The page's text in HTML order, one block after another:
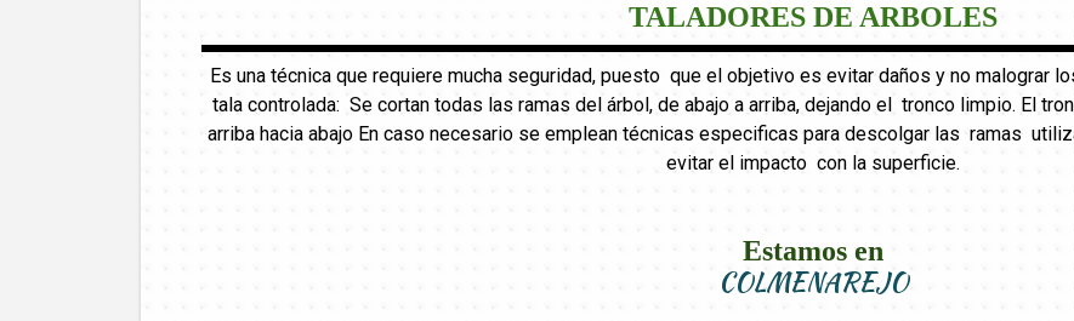
TALADORES DE ARBOLES
Es una técnica que requiere mucha seguridad, puesto que el objetivo es evitar daños y no malograr
tala controlada: Se cortan todas las ramas del árbol, de abajo a arriba, dejando el tronco limpio. El
arriba hacia abajo En caso necesario se emplean técnicas especificas para descolgar las ramas
evitar el impacto con la superficie.
Estamos en
COLMENAREJO